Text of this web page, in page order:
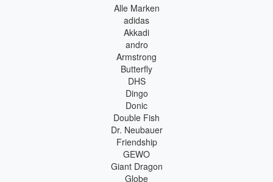
Alle Marken
adidas
Akkadi
andro
Armstrong
Butterfly
DHS
Dingo
Donic
Double Fish
Dr. Neubauer
Friendship
GEWO
Giant Dragon
Globe